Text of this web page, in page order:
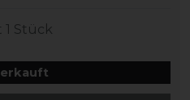
1 Stück